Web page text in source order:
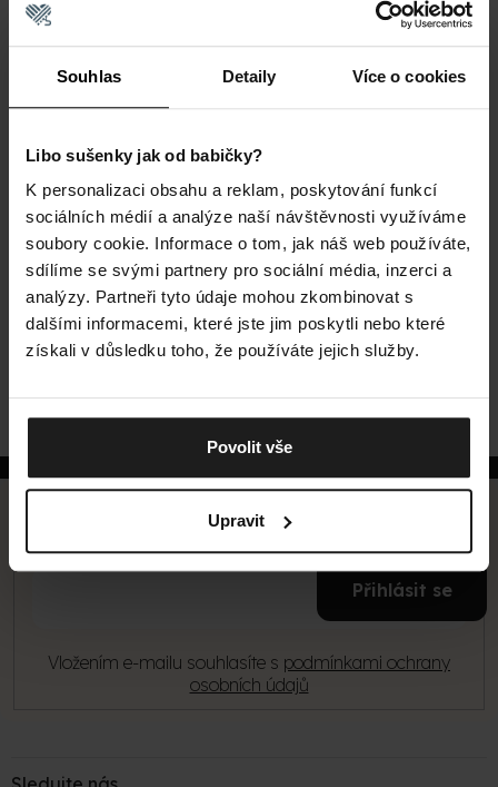
Souhlas Detaily Více o cookies
Libo sušenky jak od babičky?
K personalizaci obsahu a reklam, poskytování funkcí
sociálních médií a analýze naší návštěvnosti využíváme
soubory cookie. Informace o tom, jak náš web používáte,
sdílíme se svými partnery pro sociální média, inzerci a
analýzy. Partneři tyto údaje mohou zkombinovat s
dalšími informacemi, které jste jim poskytli nebo které
získali v důsledku toho, že používáte jejich služby.
Povolit vše
Upravit
Zpět do obchodu
4 PRODEJNY V ČR
můžete prohlédnout a
osahat na prodejnách
Melody.
DOBRODRUHY
Máme tisíce
spokojených
zákazníků. Přidejte se
k nim také!
KVALITU BEREME
VÁŽNĚ
Proto máte
PLETEME Z MERINO
VLNY
Přírodní materiál, skvělá
Odebírat newsletter
E-
Vložením e-mailu souhlasíte s podmínkami ochrany
osobních údajů
Přihlásit se